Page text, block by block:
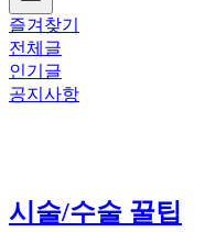
즐겨찾기
전체글
인기글
공지사항
시술/수술 꿀팁